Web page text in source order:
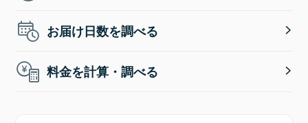
お届け日数を調べる
料金を計算・調べる